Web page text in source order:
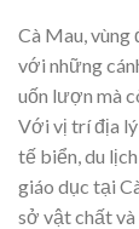
Cà Mau,
với những
uốn lượn mà
Với vị trí địa
tế biển, du
giáo dục tại
sở vật chất